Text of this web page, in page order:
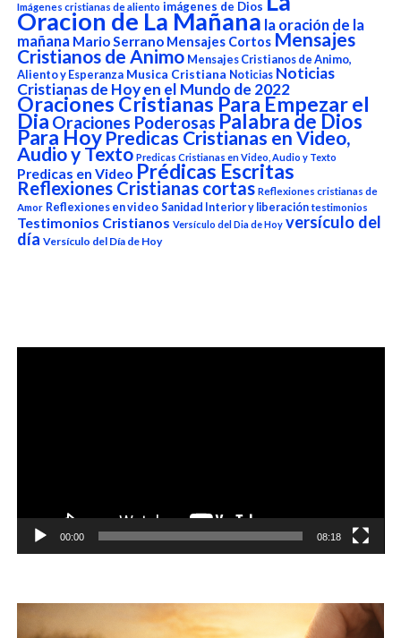
Imágenes cristianas de aliento imágenes de Dios
Oracion de La Mañana la oración de la
mañana Mario Serrano Mensajes Cortos Mensajes
Cristianos de Animo Mensajes Cristianos de Animo,
Aliento y Esperanza Musica Cristiana Noticias Noticias
Cristianas de Hoy en el Mundo de 2022
Oraciones Cristianas Para Empezar el
DiaOraciones Poderosas Palabra de Dios
Para Hoy Predicas Cristianas en Video,
Audio y Texto Predicas Cristianas en Video, Audio y Texto
Predicas en Video Prédicas Escritas
Reflexiones Cristianas cortas Reflexiones cristianas de
Amor Reflexiones en video Sanidad Interior y liberación testimonios
Testimonios Cristianos Versículo del Dia de Hoy versículo del
día Versículo del Día de Hoy
Reproductor
00:00 08:18